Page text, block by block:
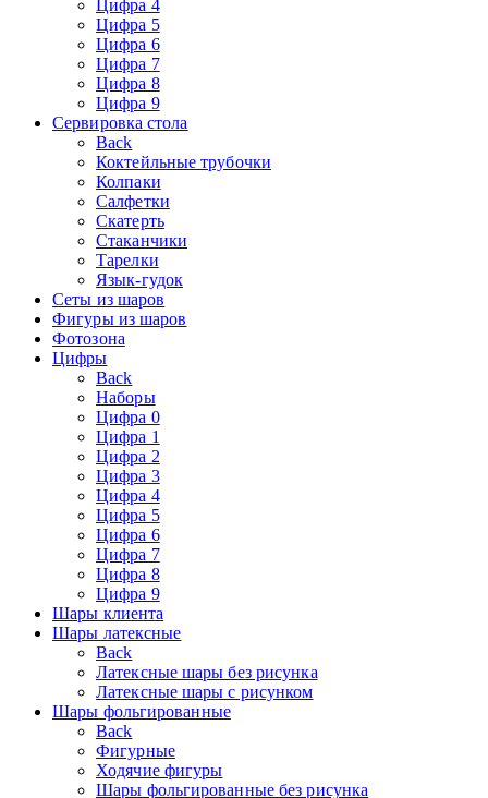
Цифра 4
Цифра 5
Цифра 6
Цифра 7
Цифра 8
Цифра 9
Сервировка стола
Back
Коктейльные трубочки
Колпаки
Салфетки
Скатерть
Стаканчики
Тарелки
Язык-гудок
Сеты из шаров
Фигуры из шаров
Фотозона
Цифры
Back
Наборы
Цифра 0
Цифра 1
Цифра 2
Цифра 3
Цифра 4
Цифра 5
Цифра 6
Цифра 7
Цифра 8
Цифра 9
Шары клиента
Шары латексные
Back
Латексные шары без рисунка
Латексные шары с рисунком
Шары фольгированные
Back
Фигурные
Ходячие фигуры
Шары фольгированные без рисунка